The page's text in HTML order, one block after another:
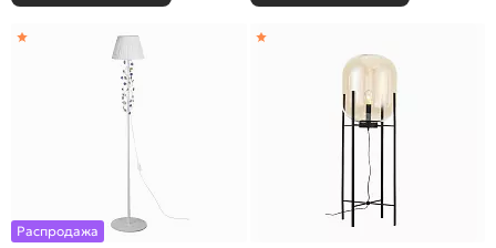
Распродажа